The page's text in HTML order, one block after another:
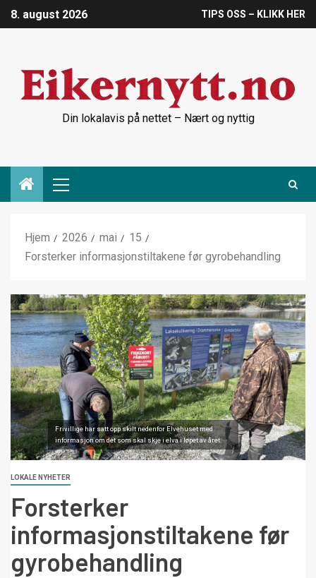
8. august 2026 TIPS OSS – KLIKK HER
Din lokalavis på nettet – Nært og nyttig
Hjem 2026 mai
15
Forsterker informasjonstiltakene før gyrobehandling
Frivillige har satt opp skilt nedenfor Elvehuset med
informasjon om det som skal skje i elva i løpet av året.
LOKALE NYHETER
Forsterker
informasjonstiltakene før
gyrobehandling